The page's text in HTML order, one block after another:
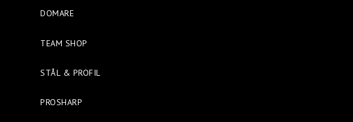
DOMARE
TEAM SHOP
STÅL & PROFIL
PROSHARP